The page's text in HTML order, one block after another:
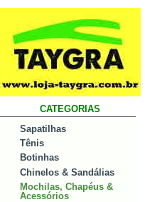
CATEGORIAS
Sapatilhas
Tênis
Botinhas
Chinelos & Sandálias
Mochilas, Chapéus &
Acessórios